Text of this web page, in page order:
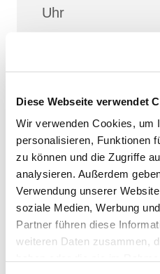
Diese Webseite verwendet
Wir verwenden Cookies, um
personalisieren, Funktionen
zu können und die Zugriffe
analysieren. Außerdem
Verwendung unserer
soziale Medien, Werbung
Partner führen diese
weiteren Daten zusammen,
Uhr
St. Josef,
3A, 18437